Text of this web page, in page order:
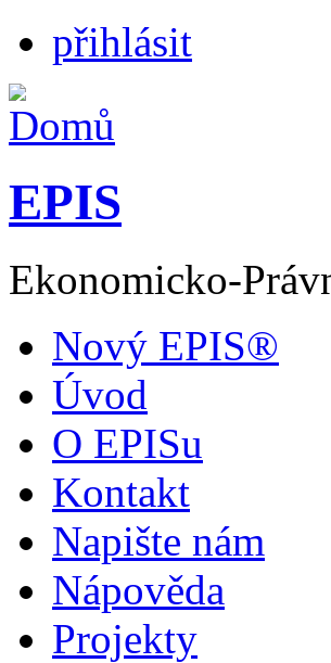
přihlásit
EPIS
Ekonomicko-
Nový EPIS®
Úvod
O EPISu
Kontakt
Napište nám
Nápověda
Projekty